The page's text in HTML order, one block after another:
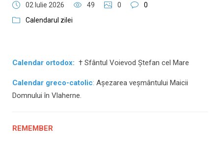
02 Iulie 2026 49 0
0
Calendarul zilei
Calendar ortodox: † Sfântul Voievod Ștefan cel Mare
Calendar greco-catolic: Așezarea veșmântului Maicii
Domnului în Vlaherne.
REMEMBER